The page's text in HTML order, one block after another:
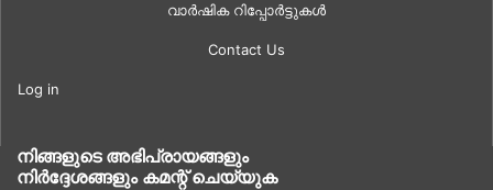
വാർഷിക റിപ്പോർട്ടുകൾ
Contact Us
Log in
നിങ്ങളുടെ അഭിപ്രായങ്ങളും
നിർദ്ദേശങ്ങളും കമന്റ് ചെയ്യുക